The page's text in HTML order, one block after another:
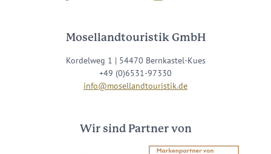
Mosellandtouristik GmbH
Kordelweg 1 | 54470 Bernkastel-Kues
+49 (0)6531-97330
info@mosellandtouristik.de
Wir sind Partner von